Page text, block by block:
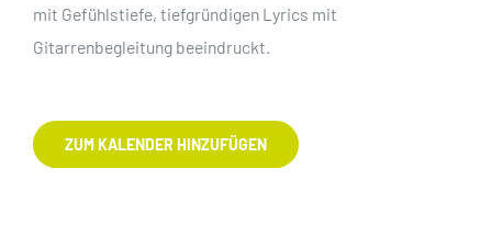
mit Gefühlstiefe, tiefgründigen Lyrics mit
Gitarrenbegleitung beeindruckt.
ZUM KALENDER HINZUFÜGEN